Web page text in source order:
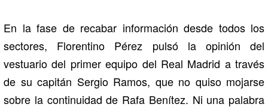
En la fase de recabar información desde todos los
sectores, Florentino Pérez pulsó la opinión del
vestuario del primer equipo del Real Madrid a través
de su capitán Sergio Ramos, que no quiso mojarse
sobre la continuidad de Rafa Benítez. Ni una palabra